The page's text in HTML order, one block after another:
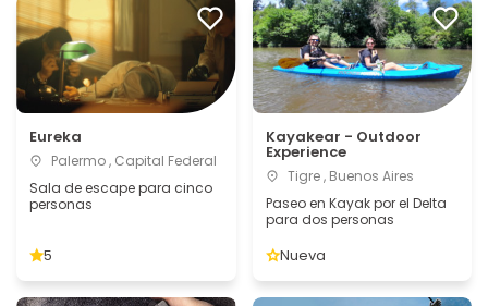
Eureka
Palermo , Capital Federal
Sala de escape para cinco
personas
5
Kayakear - Outdoor
Experience
Tigre , Buenos Aires
Paseo en Kayak por el Delta
para dos personas
Nueva